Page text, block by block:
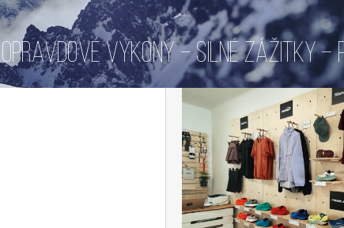
OPRAVDOVÉ VÝKONY – SILNÉ ZÁŽITKY –